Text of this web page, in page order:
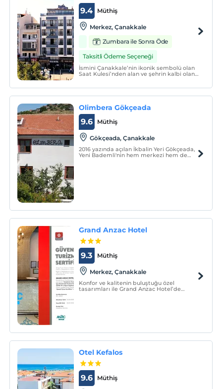
Müthiş
9.4
Merkez‎, Çanakkale
Zumbara ile Sonra Öde
Taksitli Ödeme Seçeneği
İsmini Çanakkale’nin ikonik sembolü olan
Saat Kulesi’nden alan ve şehrin kalbi olan
Olimbera Gökçeada
Müthiş
9.6
Gökçeada‎, Çanakkale
2016 yazında açılan İkbalin Yeri Gökçeada,
Yeni Bademli'nin hem merkezi hem de
Grand Anzac Hotel
Müthiş
9.3
Merkez‎, Çanakkale
Konfor ve kalitenin buluştuğu özel
tasarımları ile Grand Anzac Hotel’de
Otel Kefalos
Müthiş
9.6